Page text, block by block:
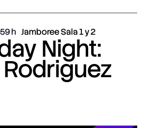
Jamboree Sala 1 y 2
Night: